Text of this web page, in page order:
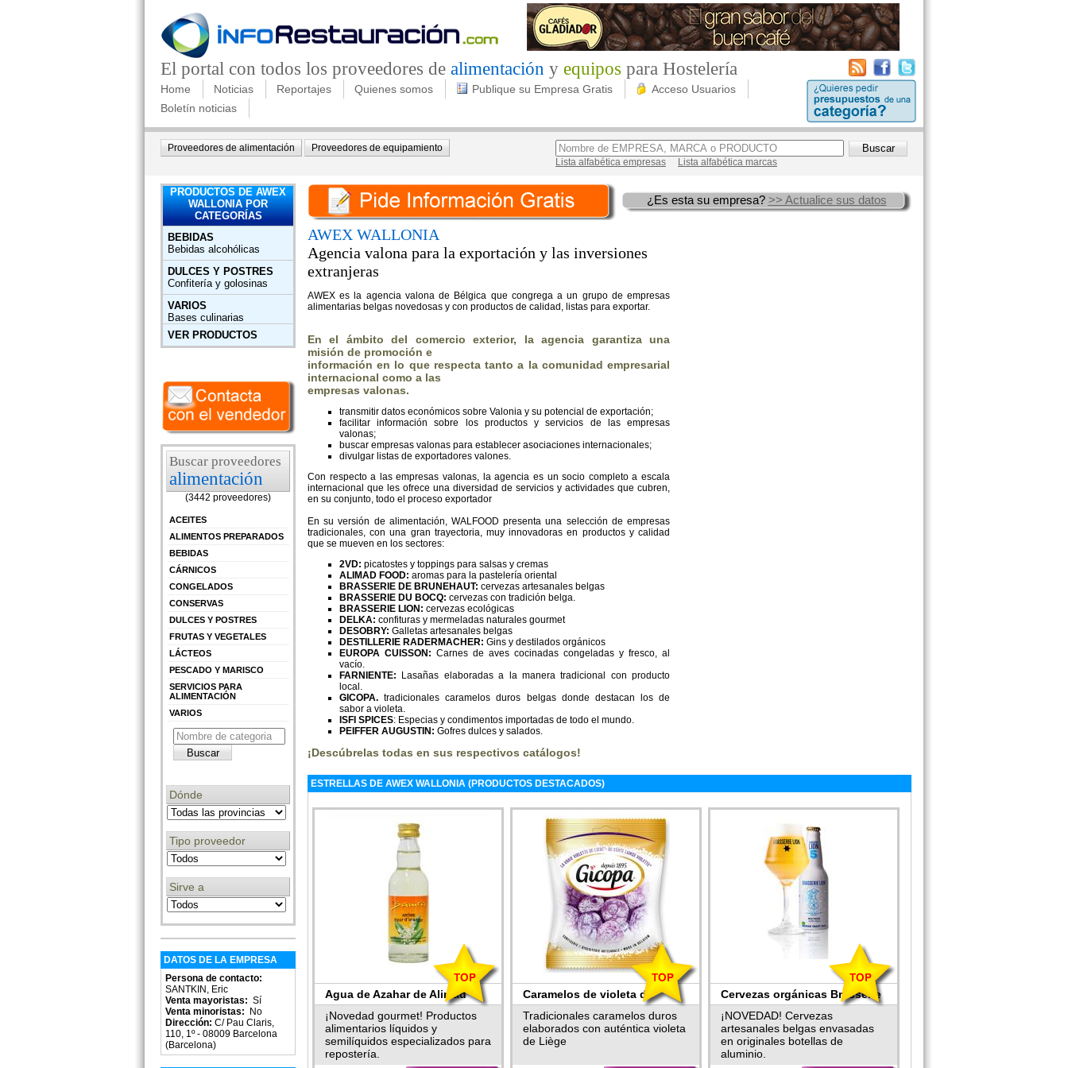
El portal con todos los proveedores de alimentación y equipos para Hostelería
Home Noticias Reportajes Quienes somos Publique su Empresa Gratis
Acceso Usuarios
Boletín noticias
Proveedores de alimentación
Proveedores de equipamiento
Lista alfabética empresas
Lista alfabética marcas
PRODUCTOS DE AWEX
WALLONIA POR
CATEGORÍAS
BEBIDAS
Bebidas alcohólicas
DULCES Y POSTRES
Confitería y golosinas
VARIOS
Bases culinarias
VER PRODUCTOS
Buscar proveedores
alimentación
(3442 proveedores)
ACEITES
ALIMENTOS PREPARADOS
BEBIDAS
CÁRNICOS
CONGELADOS
CONSERVAS
DULCES Y POSTRES
FRUTAS Y VEGETALES
LÁCTEOS
PESCADO Y MARISCO
SERVICIOS PARA
ALIMENTACIÓN
VARIOS
Dónde
Tipo proveedor
Sirve a
DATOS DE LA EMPRESA
Persona de contacto:
SANTKIN, Eric
Venta mayoristas: Sí
Venta minoristas:
No
Dirección: C/ Pau Claris,
110, 1º - 08009 Barcelona
(Barcelona)
¿Es esta su empresa? >> Actualice sus datos
AWEX WALLONIA
Agencia valona para la exportación y las inversiones
extranjeras
AWEX es la agencia valona de Bélgica que congrega a un grupo de empresas
alimentarias belgas novedosas y con productos de calidad, listas para exportar.
En el ámbito del comercio exterior, la agencia garantiza una
misión de promoción e
información en lo que respecta tanto a la comunidad empresarial
internacional como a las
empresas valonas.
transmitir datos económicos sobre Valonia y su potencial de exportación;
facilitar información sobre los productos y servicios de las empresas
valonas;
buscar empresas valonas para establecer asociaciones internacionales;
divulgar listas de exportadores valones.
Con respecto a las empresas valonas, la agencia es un socio completo a escala
internacional que les ofrece una diversidad de servicios y actividades que cubren,
en su conjunto, todo el proceso exportador
En su versión de alimentación, WALFOOD presenta una selección de empresas
tradicionales, con una gran trayectoria, muy innovadoras en productos y calidad
que se mueven en los sectores:
2VD: picatostes y toppings para salsas y cremas
ALIMAD FOOD: aromas para la pastelería oriental
BRASSERIE DE BRUNEHAUT: cervezas artesanales belgas
BRASSERIE DU BOCQ: cervezas con tradición belga.
BRASSERIE LION: cervezas ecológicas
DELKA: confituras y mermeladas naturales gourmet
DESOBRY: Galletas artesanales belgas
DESTILLERIE RADERMACHER: Gins y destilados orgánicos
EUROPA CUISSON: Carnes de aves cocinadas congeladas y fresco, al
vacío.
FARNIENTE: Lasañas elaboradas a la manera tradicional con producto
local.
GICOPA. tradicionales caramelos duros belgas donde destacan los de
sabor a violeta.
ISFI SPICES: Especias y condimentos importadas de todo el mundo.
PEIFFER AUGUSTIN: Gofres dulces y salados.
¡Descúbrelas todas en sus respectivos catálogos!
ESTRELLAS DE AWEX WALLONIA (PRODUCTOS DESTACADOS)
Agua de Azahar de Alimad
Food
¡Novedad gourmet! Productos
alimentarios líquidos y
semilíquidos especializados para
repostería.
Caramelos de violeta de
GICOPA
Tradicionales caramelos duros
elaborados con auténtica violeta
de Liège
Cervezas orgánicas Brasserie
Lion
¡NOVEDAD! Cervezas
artesanales belgas envasadas
en originales botellas de
aluminio.